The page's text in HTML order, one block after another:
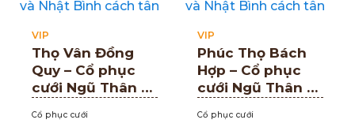
VIP
Thọ Vân Đồng
Quy – Cổ phục
cưới Ngũ Thân và
tân
Cổ phục cưới
VIP
Phúc Thọ Bách
Hợp – Cổ phục
cưới Ngũ Thân và
tân
Cổ phục cưới